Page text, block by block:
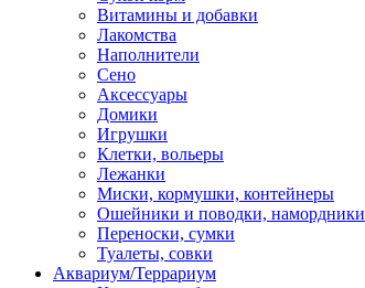
Витамины и добавки
Лакомства
Наполнители
Сено
Аксессуары
Домики
Игрушки
Клетки, вольеры
Лежанки
Миски, кормушки, контейнеры
Ошейники и поводки, намордники
Переноски, сумки
Туалеты, совки
Аквариум/Террариум